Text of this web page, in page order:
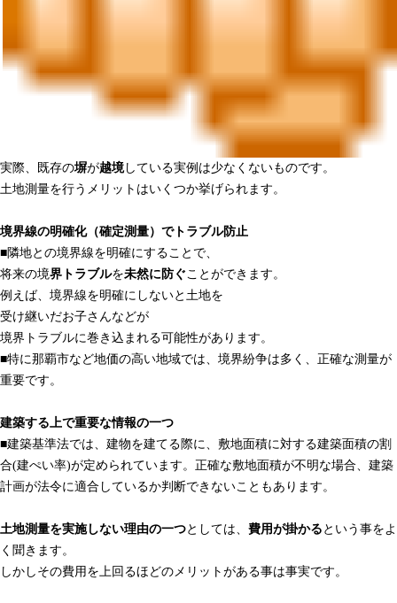
実際、既存の塀が越境している実例は少なくないものです。
土地測量を行うメリットはいくつか挙げられます。
境界線の明確化（確定測量）でトラブル防止
■隣地との境界線を明確にすることで、
将来の境界トラブルを未然に防ぐ ことができます。
例えば、境界線を明確にしないと土地を
受け継いだお子さんなどが
境界トラブルに巻き込まれる可能性があります。
■特に那覇市など地価の高い地域では、境界紛争は多く、正確な測量が
重要です。
建築する上で重要な情報の一つ
■建築基準法では、建物を建てる際に、敷地面積に対する建築面積の割
合(建ぺい率)が定められています。正確な敷地面積が不明な場合、建築
計画が法令に適合しているか判断できないこともあります。
土地測量を実施しない理由の一つとしては、 費用が掛かる という事をよ
く聞きます。
しかしその費用を上回るほどのメリットがある事は事実です。